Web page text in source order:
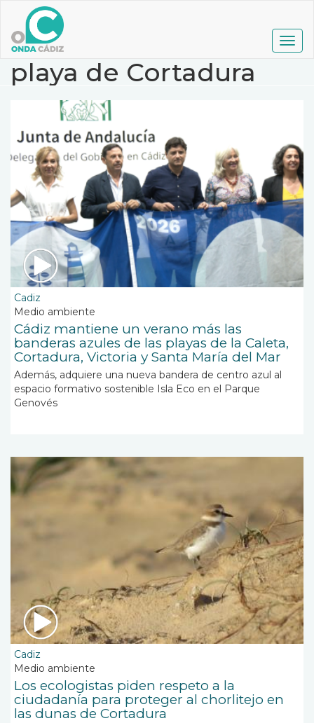
contenido
principal
playa de Cortadura
Cadiz
Medio ambiente
Cádiz mantiene un verano más las
banderas azules de las playas de la Caleta,
Cortadura, Victoria y Santa María del Mar
Además, adquiere una nueva bandera de centro azul al
espacio formativo sostenible Isla Eco en el Parque
Genovés
Cadiz
Medio ambiente
Los ecologistas piden respeto a la
ciudadanía para proteger al chorlitejo en
las dunas de Cortadura